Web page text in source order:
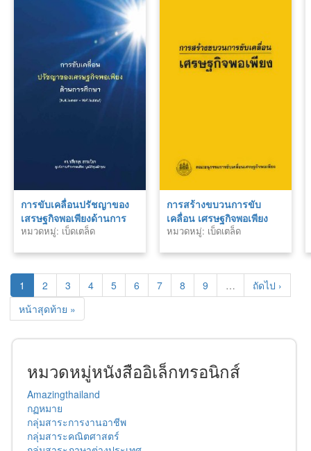
การขับเคลื่อนปรัชญาของ
เสรษฐกิจพอเพียงด้านการ
ศึกษา
หมวดหมู่: เบ็ดเตล็ด
การสร้างขบวนการขับ
เคลื่อน เศรษฐกิจพอเพียง
หมวดหมู่: เบ็ดเตล็ด
1 2 3 4 5 6 7 8 9 …
ถัดไป ›
หน้าสุดท้าย »
หมวดหมู่หนังสืออิเล็กทรอนิกส์
Amazingthailand
กฏหมาย
กลุ่มสาระการงานอาชีพ
กลุ่มสาระคณิตศาสตร์